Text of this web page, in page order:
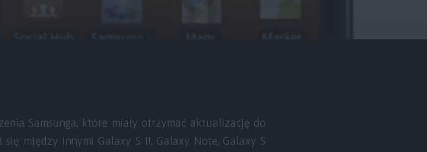
Samsunga, które miały otrzymać aktualizację do
między innymi Galaxy S II, Galaxy Note, Galaxy S